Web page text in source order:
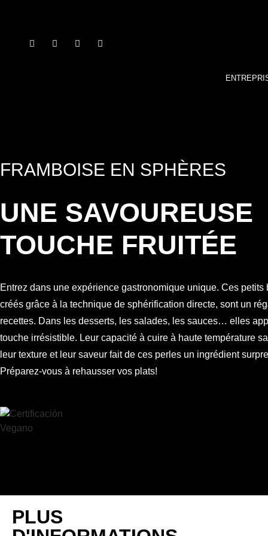
FRAMBOISE EN SPHÈRES
UNE SAVOUREUSE
TOUCHE FRUITÉE
Entrez dans une expérience gastronomique unique. Ces petits
créés grâce à la technique de sphérification directe, sont un
recettes. Dans les desserts, les salades, les sauces… elles
touche irrésistible. Leur capacité à cuire à haute température
leur texture et leur saveur fait de ces perles un ingrédient
Préparez-vous à rehausser vos plats!
PLUS